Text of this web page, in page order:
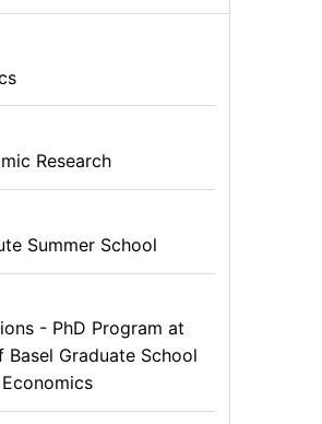
Research
Summer School
- PhD Program at
Graduate School